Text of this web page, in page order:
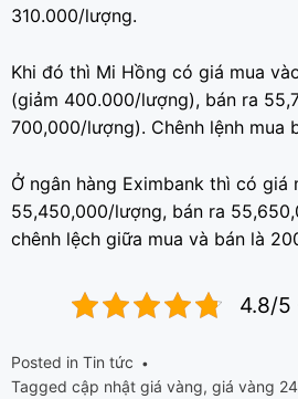
310.000/lượng.
Khi đó thì Mi Hồng có giá mua
(giảm 400.000/lượng), bán ra
700,000/lượng). Chênh lệnh mua
Ở ngân hàng Eximbank thì có giá
55,450,000/lượng, bán ra
chênh lệch giữa mua và bán là
4.8/5
Posted in Tin tức
Tagged cập nhật giá vàng, giá vàng